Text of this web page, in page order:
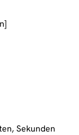
Sekunden